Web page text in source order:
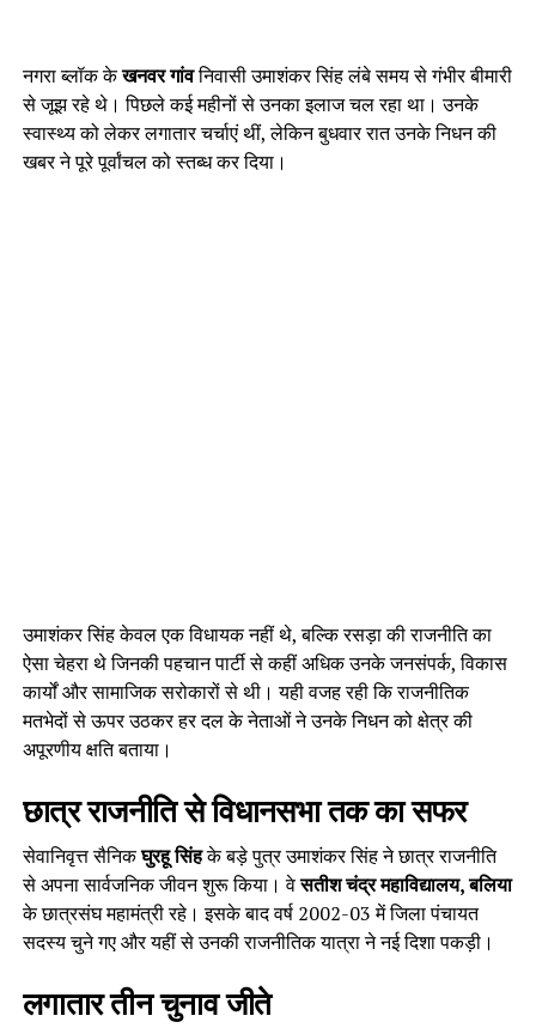
नगरा ब्लॉक केखनवर गांवनिवासी उमाशंकर सिंह लंबे समय से गंभीर बीमारी
से जूझ रहे थे। पिछले कई महीनों से उनका इलाज चल रहा था। उनके
स्वास्थ्य को लेकर लगातार चर्चाएं थीं, लेकिन बुधवार रात उनके निधन की
खबर ने पूरे पूर्वांचल को स्तब्ध कर दिया।
उमाशंकर सिंह केवल एक विधायक नहीं थे, बल्कि रसड़ा की राजनीति का
ऐसा चेहरा थे जिनकी पहचान पार्टी से कहीं अधिक उनके जनसंपर्क, विकास
कार्यों और सामाजिक सरोकारों से थी। यही वजह रही कि राजनीतिक
मतभेदों से ऊपर उठकर हर दल के नेताओं ने उनके निधन को क्षेत्र की
अपूरणीय क्षति बताया।
छात्र राजनीति से विधानसभा तक का सफर
सेवानिवृत्त सैनिकघुरहू सिंहके बड़े पुत्र उमाशंकर सिंह ने छात्र राजनीति
से अपना सार्वजनिक जीवन शुरू किया। वेसतीश चंद्र महाविद्यालय, बलिया
के छात्रसंघ महामंत्री रहे। इसके बाद वर्ष 2002-03 में जिला पंचायत
सदस्य चुने गए और यहीं से उनकी राजनीतिक यात्रा ने नई दिशा पकड़ी।
लगातार तीन चुनाव जीते